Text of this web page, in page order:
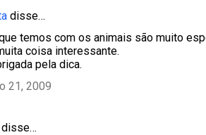
disse…
temos com os animais são muito
coisa interessante.
pela dica.
21, 2009
disse…